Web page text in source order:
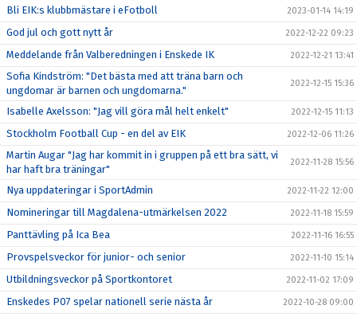
Bli EIK:s klubbmästare i eFotboll 2023-01-14 14:19
God jul och gott nytt år 2022-12-22 09:23
Meddelande från Valberedningen i Enskede IK 2022-12-21 13:41
Sofia Kindström: "Det bästa med att träna barn och
ungdomar är barnen och ungdomarna."
2022-12-15 15:36
Isabelle Axelsson: "Jag vill göra mål helt enkelt" 2022-12-15 11:13
Stockholm Football Cup - en del av EIK 2022-12-06 11:26
Martin Augar "Jag har kommit in i gruppen på ett bra sätt, vi
har haft bra träningar"
2022-11-28 15:56
Nya uppdateringar i SportAdmin 2022-11-22 12:00
Nomineringar till Magdalena-utmärkelsen 2022 2022-11-18 15:59
Panttävling på Ica Bea 2022-11-16 16:55
Provspelsveckor för junior- och senior 2022-11-10 15:14
Utbildningsveckor på Sportkontoret 2022-11-02 17:09
Enskedes P07 spelar nationell serie nästa år 2022-10-28 09:00